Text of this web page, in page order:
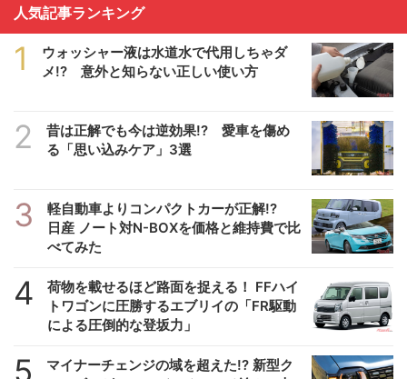
人気記事ランキング
1
ウォッシャー液は水道水で代用しちゃダ
メ!? 意外と知らない正しい使い方
2
昔は正解でも今は逆効果!? 愛車を傷め
る「思い込みケア」3選
3
軽自動車よりコンパクトカーが正解!?
日産 ノート対N-BOXを価格と維持費で比
べてみた
4
荷物を載せるほど路面を捉える！ FFハイ
トワゴンに圧勝するエブリイの「FR駆動
による圧倒的な登坂力」
5
マイナーチェンジの域を超えた!? 新型ク